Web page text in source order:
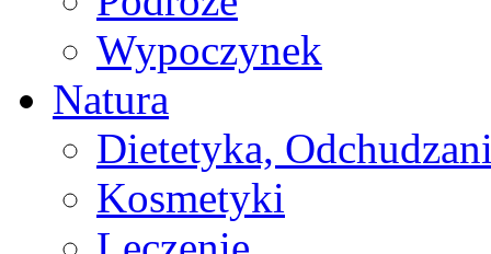
Wypoczynek
Natura
Dietetyka,
Kosmetyki